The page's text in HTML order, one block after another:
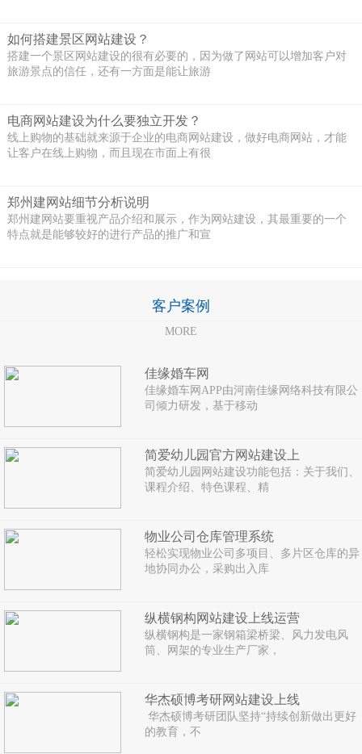
如何搭建景区网站建设？
搭建一个景区网站建设的很有必要的，因为做了网站可以增加客户对
旅游景点的信任，还有一方面是能让旅游
电商网站建设为什么要独立开发？
线上购物的基础就来源于企业的电商网站建设，做好电商网站，才能
让客户在线上购物，而且现在市面上有很
郑州建网站细节分析说明
郑州建网站要重视产品介绍和展示，作为网站建设，其最重要的一个
特点就是能够较好的进行产品的推广和宣
客户案例
MORE
佳缘婚车网
佳缘婚车网APP由河南佳缘网络科技有限公
司倾力研发，基于移动
简爱幼儿园官方网站建设上
简爱幼儿园网站建设功能包括：关于我们、
课程介绍、特色课程、精
物业公司仓库管理系统
轻松实现物业公司多项目、多片区仓库的异
地协同办公，采购出入库
纵横钢构网站建设上线运营
纵横钢构是一家钢箱梁桥梁、风力发电风
筒、网架的专业生产厂家，
华杰硕博考研网站建设上线
华杰硕博考研团队坚持“持续创新做出更好
的教育，不